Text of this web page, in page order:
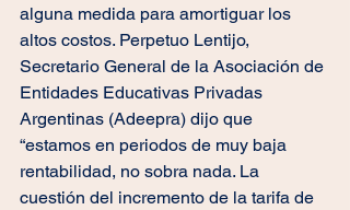
alguna medida para amortiguar los
altos costos. Perpetuo Lentijo,
Secretario General de la Asociación de
Entidades Educativas Privadas
Argentinas (Adeepra) dijo que
“estamos en periodos de muy baja
rentabilidad, no sobra nada. La
cuestión del incremento de la tarifa de